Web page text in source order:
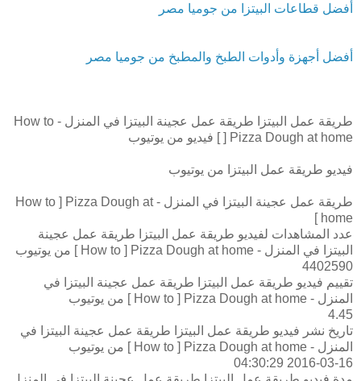
أفضل قطاعات البيتزا من جوميا مصر
أفضل أجهزة وأدوات الطبخ والمطبخ من جوميا مصر
طريقة عمل البيتزا طريقة عمل عجينة البيتزا في المنزل - How to
] Pizza Dough at home ] فيديو من يوتيوب
فيديو طريقة عمل البيتزا من يوتيوب
طريقة عمل عجينة البيتزا في المنزل - How to ] Pizza Dough at
home ]
عدد المشاهدات لفيديو طريقة عمل البيتزا طريقة عمل عجينة
البيتزا في المنزل - How to ] Pizza Dough at home ] من يوتيوب
4402590
تقييم فيديو طريقة عمل البيتزا طريقة عمل عجينة البيتزا في
المنزل - How to ] Pizza Dough at home ] من يوتيوب
4.45
تاريخ نشر فيديو طريقة عمل البيتزا طريقة عمل عجينة البيتزا في
المنزل - How to ] Pizza Dough at home ] من يوتيوب
2016-03-16 04:30:29